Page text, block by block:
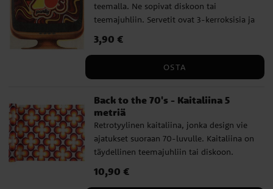
teemalla. Ne sopivat diskoon tai
teemajuhliin. Servetit ovat 3-kerroksisia ja
Hinta :3,90 €
3,90 €
OSTA
Back to the 70's - Kaitaliina 5
metriä
Retrotyylinen kaitaliina, jonka design vie
ajatukset suoraan 70-luvulle. Kaitaliina on
täydellinen teemajuhliin tai diskoon.
rullana. Se on 30 cm leveä ja 5 metriä
Hinta: 10,90 €
10,90 €